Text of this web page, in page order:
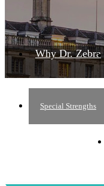
Why Dr. Zebra
Special Strengths